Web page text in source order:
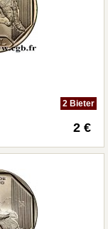
2 Bieter
2 €